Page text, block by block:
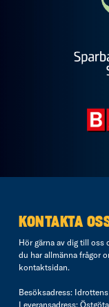
KONTAKTA
Hör gärna av dig till oss
du har allmänna frågor
kontaktsidan.
Besöksadress:
Leveransadress: